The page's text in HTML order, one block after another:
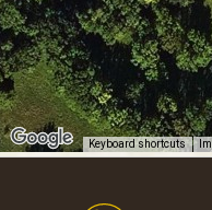
Keyboard shortcuts